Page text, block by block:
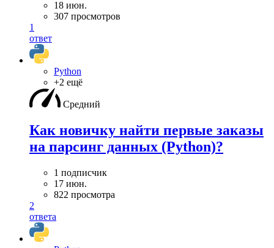
18 июн.
307 просмотров
1
ответ
Python
+2 ещё
Средний
Как новичку найти первые заказы
на парсинг данных (Python)?
1 подписчик
17 июн.
822 просмотра
2
ответа